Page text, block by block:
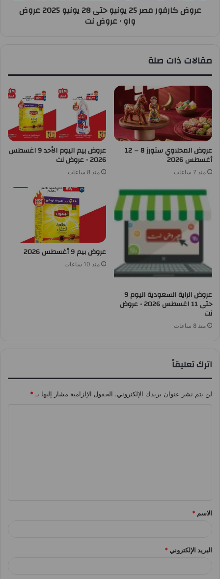
عروض كارفور مصر 25 يونيو حتى 28 يونيو 2025 عروض
واو • عروض نت
مقالات ذات صلة
عروض المحلاوي ستورز 8 – 12
أغسطس 2026
منذ 7 ساعات
عروض بيم اليوم الأحد 9 اغسطس
2026 • عروض نت
منذ 8 ساعات
عروض الراية السعودية اليوم 9
حتى 11 اغسطس 2026 • عروض
نت
منذ 8 ساعات
عروض بيم 9 أغسطس 2026
منذ 10 ساعات
اترك تعليقاً
لن يتم نشر عنوان بريدك الإلكتروني. الحقول الإلزامية مشار إليها بـ *
*
الاسم *
البريد الإلكتروني *